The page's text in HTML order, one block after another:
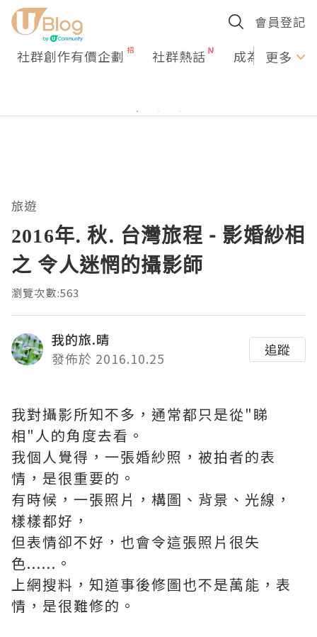
會員登記
社群創作有價企劃 社群熱話 成為U更多
旅遊
2016年. 秋. 台灣旅程 - 影婚紗相
之 令人迷惘的攝影師
瀏覽次數:563
我的旅.晴
發佈於 2016.10.25
追蹤
我對攝影所知不多，通常都只是從"睇
相"人的角度去看。
我個人覺得，一張婚紗照，被拍者的表
情，是很重要的。
有時候，一張照片，構圖、背景、光線，
樣樣都好，
但表情卻不好，也會令這張照片很失
色......。
上網搜料，知道事後修圖也不是萬能，表
情，是很難修的。